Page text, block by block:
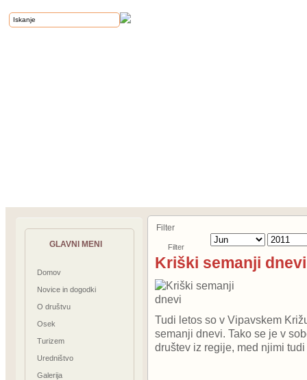
GLAVNI MENI
Domov
Novice in dogodki
O društvu
Osek
Turizem
Uredništvo
Galerija
Filter
Filter
Kriški semanji
Tudi letos so v Vipavskem
semanji dnevi. Tako se je v
društev iz regije, med njimi